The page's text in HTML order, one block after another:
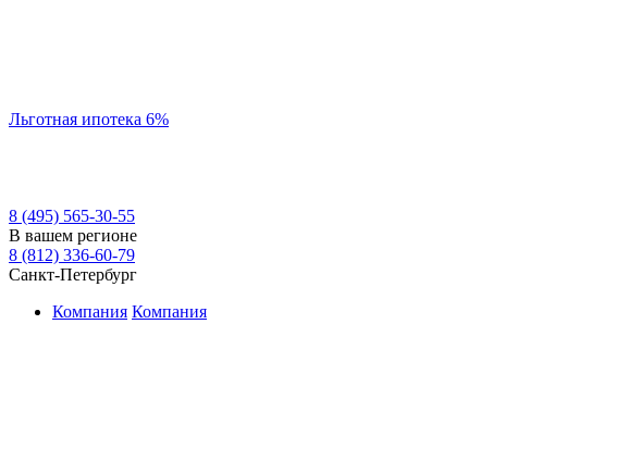
Льготная ипотека 6%
8 (495) 565-30-55
В вашем регионе
8 (812) 336-60-79
Санкт-Петербург
Компания Компания